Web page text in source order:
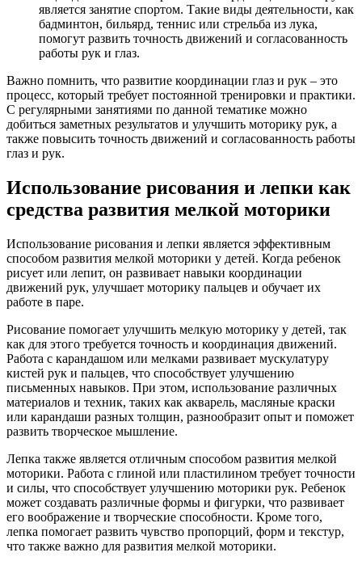
является занятие спортом. Такие виды деятельности, как
бадминтон, бильярд, теннис или стрельба из лука,
помогут развить точность движений и согласованность
работы рук и глаз.
Важно помнить, что развитие координации глаз и рук – это
процесс, который требует постоянной тренировки и практики.
С регулярными занятиями по данной тематике можно
добиться заметных результатов и улучшить моторику рук, а
также повысить точность движений и согласованность работы
глаз и рук.
Использование рисования и лепки как
средства развития мелкой моторики
Использование рисования и лепки является эффективным
способом развития мелкой моторики у детей. Когда ребенок
рисует или лепит, он развивает навыки координации
движений рук, улучшает моторику пальцев и обучает их
работе в паре.
Рисование помогает улучшить мелкую моторику у детей, так
как для этого требуется точность и координация движений.
Работа с карандашом или мелками развивает мускулатуру
кистей рук и пальцев, что способствует улучшению
письменных навыков. При этом, использование различных
материалов и техник, таких как акварель, масляные краски
или карандаши разных толщин, разнообразит опыт и поможет
развить творческое мышление.
Лепка также является отличным способом развития мелкой
моторики. Работа с глиной или пластилином требует точности
и силы, что способствует улучшению моторики рук. Ребенок
может создавать различные формы и фигурки, что развивает
его воображение и творческие способности. Кроме того,
лепка помогает развить чувство пропорций, форм и текстур,
что также важно для развития мелкой моторики.